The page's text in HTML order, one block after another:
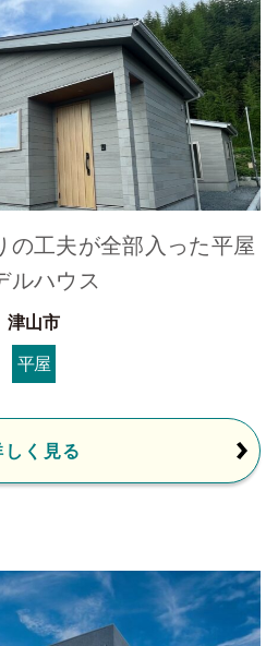
の工夫が全部入った平屋
ルハウス
津山市
平屋
しく見る